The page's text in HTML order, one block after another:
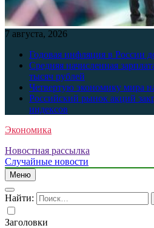
7 августа, 2026
Годовая инфляция в России
Средняя начисленная
тысяч рублей
Четвертую экономику мира
Российский рынок акций
индексов
Экономика
Новостная рассылка
Случайные новости
Меню
Найти:
Заголовки